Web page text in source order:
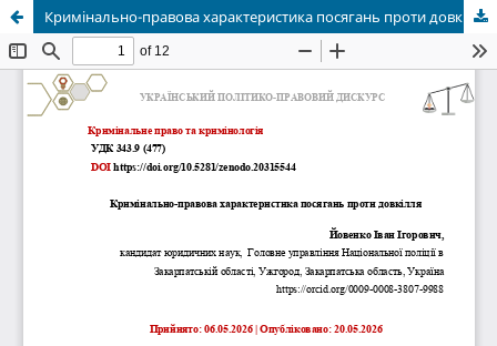
Кримінально-правова характеристика посягань проти довкілля